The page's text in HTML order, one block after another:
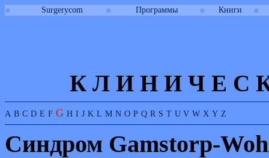
● Surgerycom ● Программы ● Книги ●
К Л И Н И Ч Е С
A B C D E F G H I J K L M N O P Q R S T U V W X Y Z
Синдром Gamstorp-